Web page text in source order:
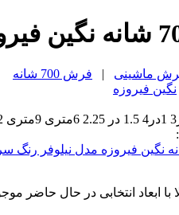
ماشینی |
فرش 700 شانه
نگین فیروزه
1در4 1.5 در 2.25 6متری 9متری
با ابعاد انتخابی در حال حاضر